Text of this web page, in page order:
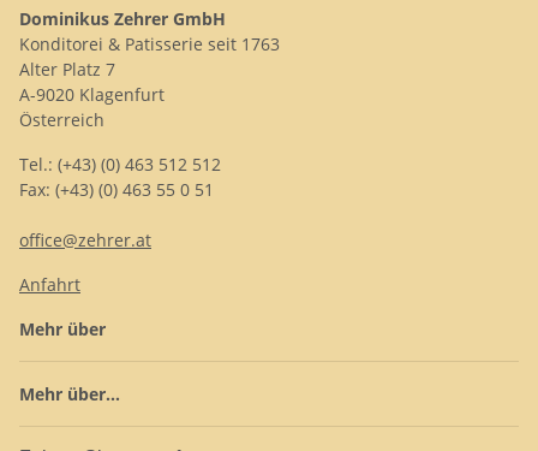
Dominikus Zehrer GmbH
Konditorei & Patisserie seit 1763
Alter Platz 7
A-9020 Klagenfurt
Österreich
Tel.: (+43) (0) 463 512 512
Fax: (+43) (0) 463 55 0 51
office@zehrer.at
Anfahrt
Mehr über
Mehr über...